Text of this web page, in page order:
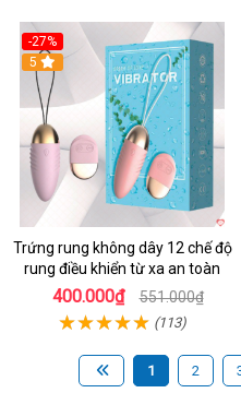
-27%
5
Trứng rung không dây 12 chế độ
rung điều khiển từ xa an toàn
400.000₫ 551.000₫
(113)
1 2